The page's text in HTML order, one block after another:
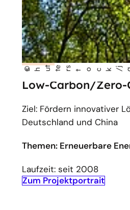
©
shu t
t e
r s
t
ock/ j
a m
es t
eoha
r
Low-Carbon/Zero-
Ziel: Fördern innovativer
Deutschland und China
Themen: Erneuerbare
Laufzeit: seit 2008
Zum Projektportrait